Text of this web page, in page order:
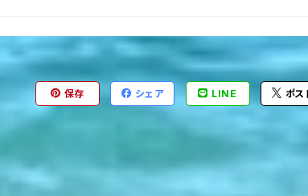
保存 シェア LINE ポス